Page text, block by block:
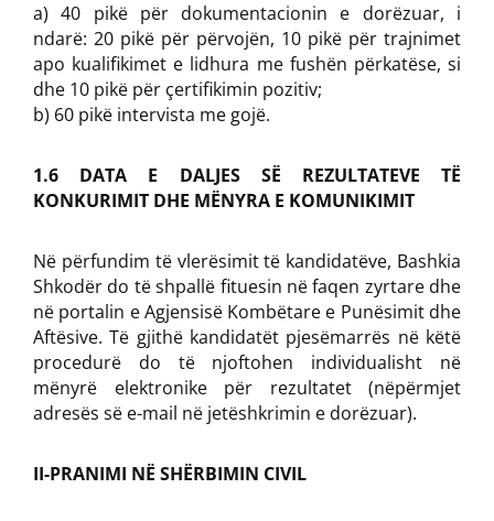
a) 40 pikë për dokumentacionin e dorëzuar, i
ndarë: 20 pikë për përvojën, 10 pikë për trajnimet
apo kualifikimet e lidhura me fushën përkatëse, si
dhe 10 pikë për çertifikimin pozitiv;
b) 60 pikë intervista me gojë.
1.6 DATA E DALJES SË REZULTATEVE TË
KONKURIMIT DHE MËNYRA E KOMUNIKIMIT
Në përfundim të vlerësimit të kandidatëve, Bashkia
Shkodër do të shpallë fituesin në faqen zyrtare dhe
në portalin e Agjensisë Kombëtare e Punësimit dhe
Aftësive. Të gjithë kandidatët pjesëmarrës në këtë
procedurë do të njoftohen individualisht në
mënyrë elektronike për rezultatet (nëpërmjet
adresës së e-mail në jetëshkrimin e dorëzuar).
II-PRANIMI NË SHËRBIMIN CIVIL